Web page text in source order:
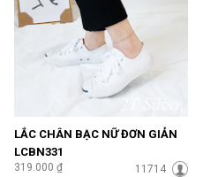
LẮC CHÂN BẠC NỮ ĐƠN GIẢN
LCBN331
319.000 ₫ 11714